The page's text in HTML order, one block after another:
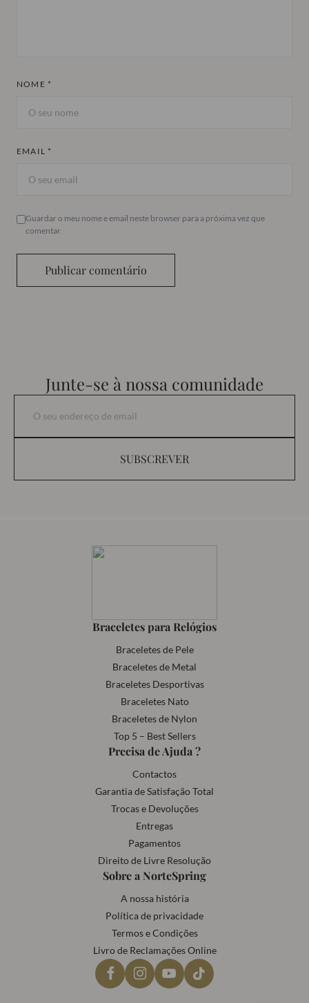
NOME *
EMAIL *
Guardar o meu nome e email neste browser para a próxima vez que
comentar.
Publicar comentário
Junte-se à nossa comunidade
SUBSCREVER
Braceletes para Relógios
Braceletes de Pele
Braceletes de Metal
Braceletes Desportivas
Braceletes Nato
Braceletes de Nylon
Top 5 – Best Sellers
Precisa de Ajuda ?
Contactos
Garantia de Satisfação Total
Trocas e Devoluções
Entregas
Pagamentos
Direito de Livre Resolução
Sobre a NorteSpring
A nossa história
Política de privacidade
Termos e Condições
Livro de Reclamações Online